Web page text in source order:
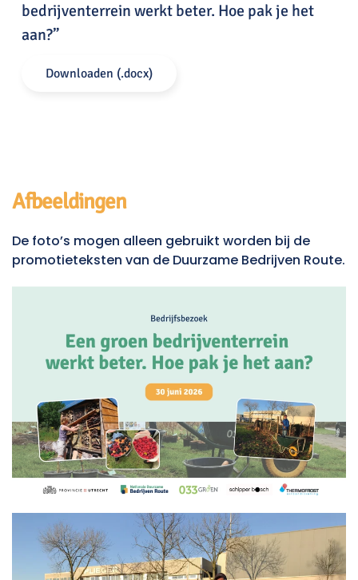
bedrijventerrein werkt beter. Hoe pak je het
aan?”
Downloaden (.docx)
Afbeeldingen
De foto’s mogen alleen gebruikt worden bij de
promotieteksten van de Duurzame Bedrijven Route.